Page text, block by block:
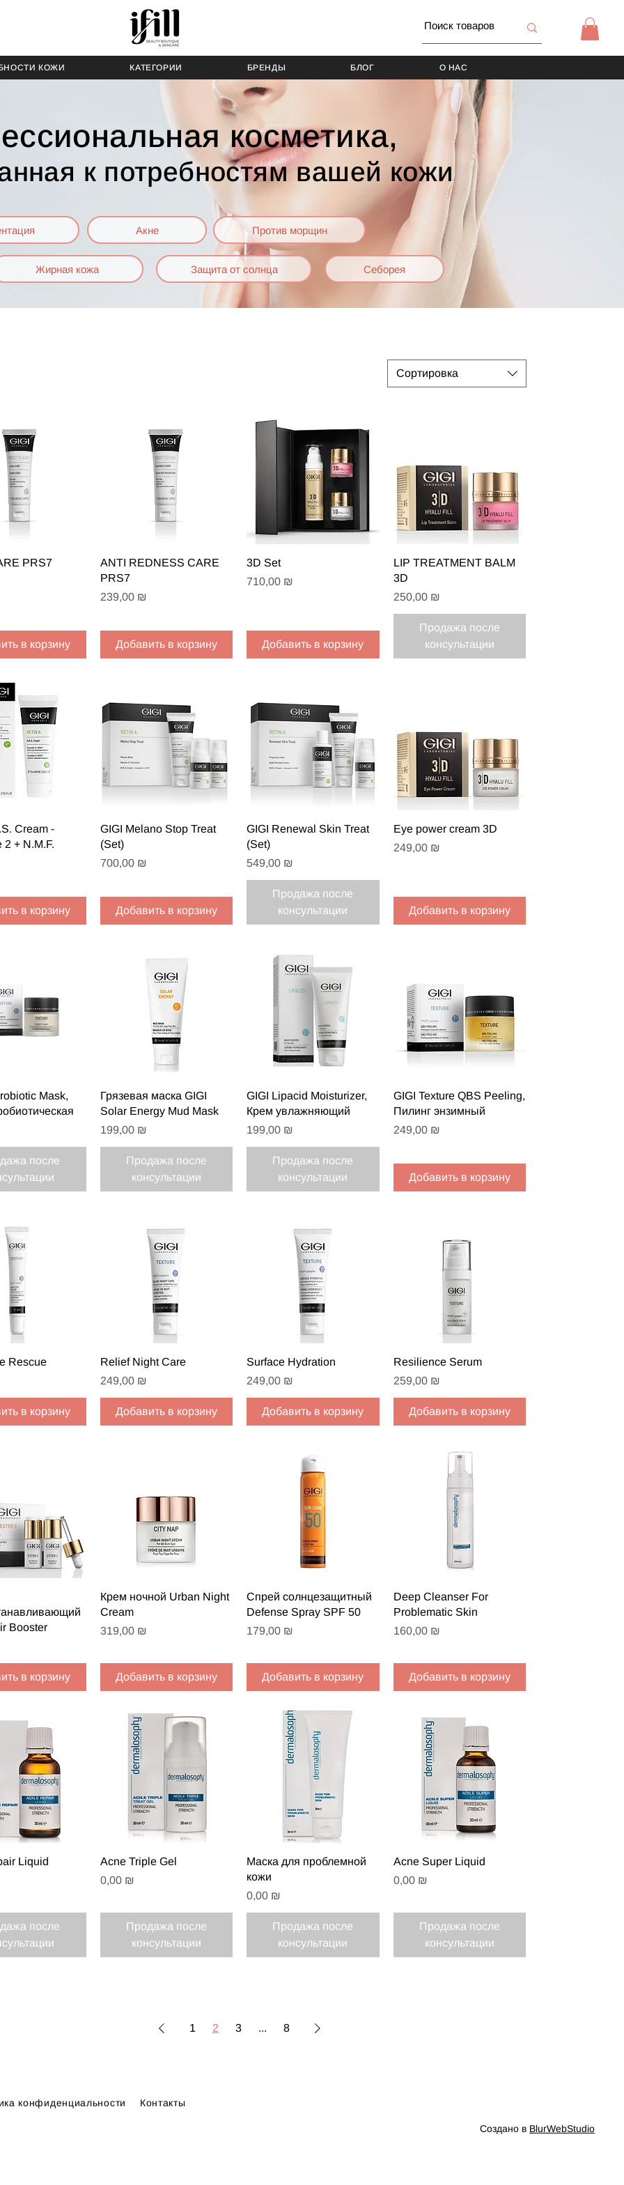
КОЖИ КАТЕГОРИИ БРЕНДЫ БЛОГ О НАС
косметика,
к потребностям вашей кожи
Акне Против морщин
Жирная кожа Защита от солнца Себорея
Сортировка
просмотр
PRS7
в корзину
Быстрый просмотр
ANTI REDNESS CARE
PRS7
Цена
239,00 ₪
Добавить в корзину
Быстрый просмотр
3D Set
Цена
710,00 ₪
Добавить в корзину
Быстрый просмотр
LIP TREATMENT BALM
3D
Цена
250,00 ₪
Продажа после
консультации
просмотр
Cream -
2 + N.M.F.
в корзину
Быстрый просмотр
GIGI Melano Stop Treat
(Set)
Цена
700,00 ₪
Добавить в корзину
Быстрый просмотр
GIGI Renewal Skin Treat
(Set)
Цена
549,00 ₪
Продажа после
консультации
Быстрый просмотр
Eye power cream 3D
Цена
249,00 ₪
Добавить в корзину
просмотр
Mask,
после
Быстрый просмотр
Грязевая маска GIGI
Solar Energy Mud Mask
Цена
199,00 ₪
Продажа после
консультации
Быстрый просмотр
GIGI Lipacid Moisturizer,
Крем увлажняющий
Цена
199,00 ₪
Продажа после
консультации
Быстрый просмотр
GIGI Texture QBS Peeling,
Пилинг энзимный
Цена
249,00 ₪
Добавить в корзину
просмотр
Rescue
в корзину
Быстрый просмотр
Relief Night Care
Цена
249,00 ₪
Добавить в корзину
Быстрый просмотр
Surface Hydration
Цена
249,00 ₪
Добавить в корзину
Быстрый просмотр
Resilience Serum
Цена
259,00 ₪
Добавить в корзину
просмотр
Booster
в корзину
Быстрый просмотр
Крем ночной Urban Night
Cream
Цена
319,00 ₪
Добавить в корзину
Быстрый просмотр
Спрей солнцезащитный
Defense Spray SPF 50
Цена
179,00 ₪
Добавить в корзину
Быстрый просмотр
Deep Cleanser For
Problematic Skin
Цена
160,00 ₪
Добавить в корзину
просмотр
Liquid
после
Быстрый просмотр
Acne Triple Gel
Цена
0,00 ₪
Продажа после
консультации
Быстрый просмотр
Маска для проблемной
кожи
Цена
0,00 ₪
Продажа после
консультации
Быстрый просмотр
Acne Super Liquid
Цена
0,00 ₪
Продажа после
консультации
1 2 3 ... 8
конфиденциальности Контакты
Создано в BlurWebStudio